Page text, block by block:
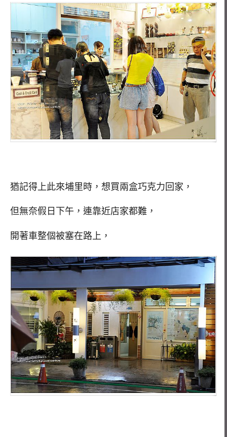
猶記得上此來埔里時，想買兩盒巧克力回家，
但無奈假日下午，連靠近店家都難，
開著車整個被塞在路上，